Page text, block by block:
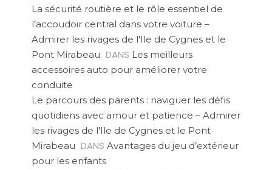
La sécurité routière et le rôle essentiel de
l’accoudoir central dans votre voiture –
Admirer les rivages de l'Ile de Cygnes et le
Pont Mirabeau DANS Les meilleurs
accessoires auto pour améliorer votre
conduite
Le parcours des parents : naviguer les défis
quotidiens avec amour et patience – Admirer
les rivages de l'Ile de Cygnes et le Pont
Mirabeau DANS Avantages du jeu d’extérieur
pour les enfants